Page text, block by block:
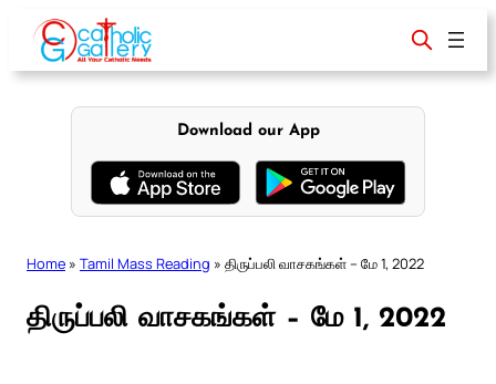
content
Download our App
Home » Tamil Mass Reading » திருப்பலி வாசகங்கள் – மே 1, 2022
திருப்பலி வாசகங்கள் – மே 1, 2022